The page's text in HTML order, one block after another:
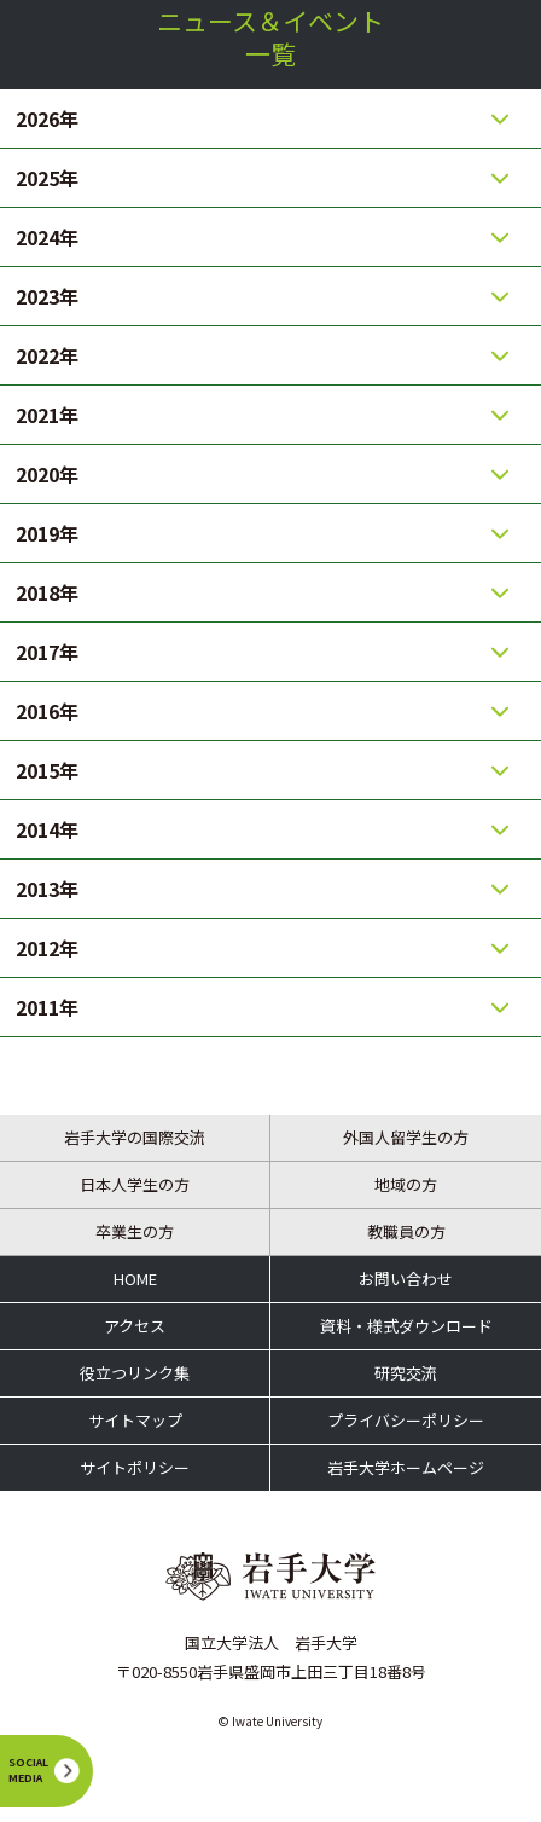
SOCIAL
MEDIA
ニュース＆イベント
一覧
2026年
2025年
2024年
2023年
2022年
2021年
2020年
2019年
2018年
2017年
2016年
2015年
2014年
2013年
2012年
2011年
岩手大学の国際交流 外国人留学生の方
日本人学生の方 地域の方
卒業生の方 教職員の方
HOME お問い合わせ
アクセス 資料・様式ダウンロード
役立つリンク集 研究交流
サイトマップ プライバシーポリシー
サイトポリシー 岩手大学ホームページ
国立大学法人 岩手大学
〒020-8550岩手県盛岡市上田三丁目18番8号
© Iwate University